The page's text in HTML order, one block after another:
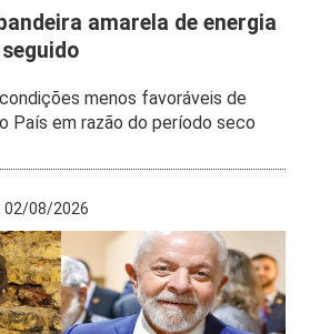
amarela de energia
menos favoráveis de
País em razão do período seco
02/08/2026